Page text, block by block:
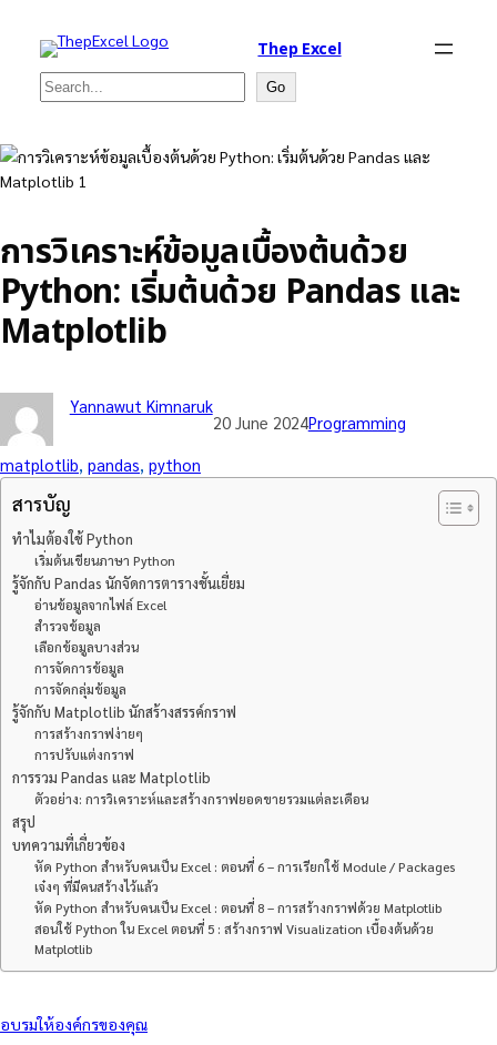
Thep Excel
Search Go
การวิเคราะห์ข้อมูลเบื้องต้นด้วย
Python: เริ่มต้นด้วย Pandas และ
Matplotlib
Yannawut Kimnaruk
20 June 2024Programming
matplotlib, pandas, python
สารบัญ
ทำไมต้องใช้ Python
เริ่มต้นเขียนภาษา Python
รู้จักกับ Pandas นักจัดการตารางชั้นเยี่ยม
อ่านข้อมูลจากไฟล์ Excel
สำรวจข้อมูล
เลือกข้อมูลบางส่วน
การจัดการข้อมูล
การจัดกลุ่มข้อมูล
รู้จักกับ Matplotlib นักสร้างสรรค์กราฟ
การสร้างกราฟง่ายๆ
การปรับแต่งกราฟ
การรวม Pandas และ Matplotlib
ตัวอย่าง: การวิเคราะห์และสร้างกราฟยอดขายรวมแต่ละเดือน
สรุป
บทความที่เกี่ยวข้อง
หัด Python สำหรับคนเป็น Excel : ตอนที่ 6 – การเรียกใช้ Module / Packages
เจ๋งๆ ที่มีคนสร้างไว้แล้ว
หัด Python สำหรับคนเป็น Excel : ตอนที่ 8 – การสร้างกราฟด้วย Matplotlib
สอนใช้ Python ใน Excel ตอนที่ 5 : สร้างกราฟ Visualization เบื้องต้นด้วย
Matplotlib
อบรมให้องค์กรของคุณ